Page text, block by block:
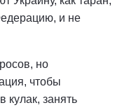
и не
но
чтобы
кулак, занять